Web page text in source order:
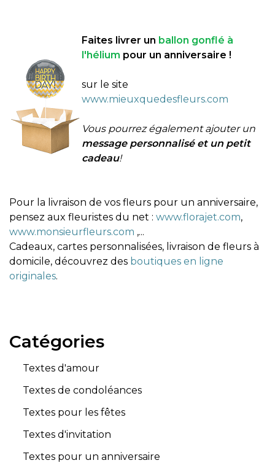
Faites livrer un ballon gonflé à
l'hélium pour un anniversaire !
sur le site
www.mieuxquedesfleurs.com
Vous pourrez également ajouter un
message personnalisé et un petit
cadeau!
Pour la livraison de vos fleurs pour un anniversaire,
pensez aux fleuristes du net : www.florajet.com,
www.monsieurfleurs.com ,...
Cadeaux, cartes personnalisées, livraison de fleurs à
domicile, découvrez des boutiques en ligne
originales.
Catégories
Textes d'amour
Textes de condoléances
Textes pour les fêtes
Textes d'invitation
Textes pour un anniversaire